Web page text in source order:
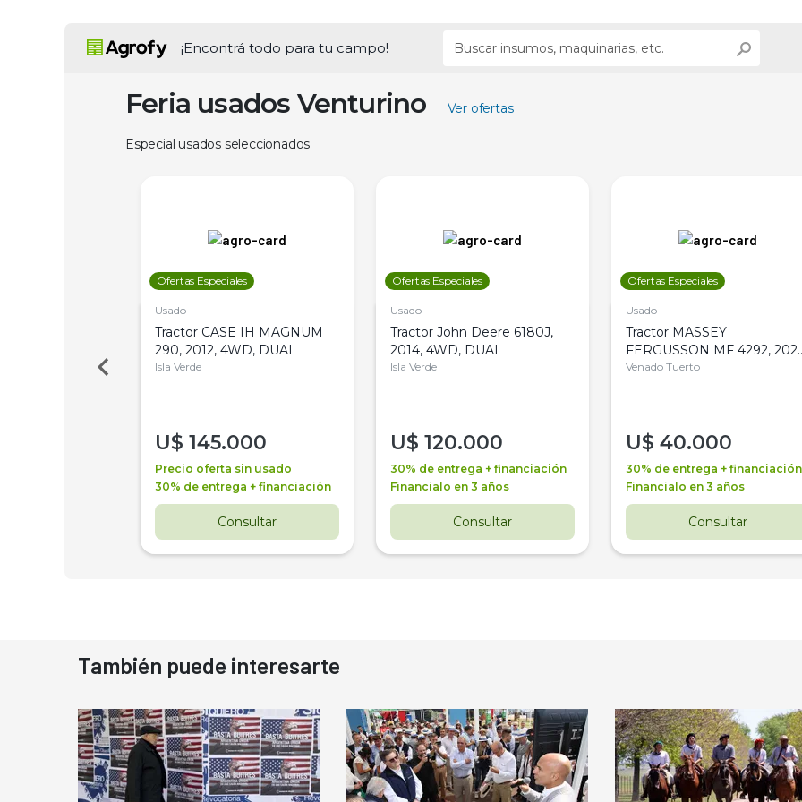
¡Encontrá todo para tu campo!
Feria usados Venturino Ver ofertas
Especial usados seleccionados
Ofertas Especiales
Usado
Tractor CASE IH MAGNUM
290, 2012, 4WD, DUAL
Isla Verde
U$ 145.000
Precio oferta sin usado
30% de entrega + financiación
Consultar
Ofertas Especiales
Usado
Tractor John Deere 6180J,
2014, 4WD, DUAL
Isla Verde
U$ 120.000
30% de entrega + financiación
Financialo en 3 años
Consultar
Ofertas Especiales
Usado
Tractor MASSEY
FERGUSSON MF 4292,
4WD, PATON
Venado Tuerto
U$ 40.000
30% de entrega + financiación
Financialo en 3 años
Consultar
También puede interesarte